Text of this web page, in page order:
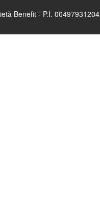
Benefit - P.I. 00497931204